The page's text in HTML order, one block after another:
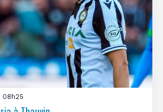
08h25